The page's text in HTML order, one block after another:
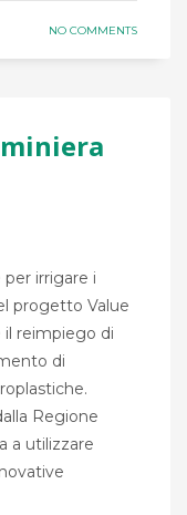
NO COMMENTS
irrigare i
progetto Value
il reimpiego di
di
Regione
a utilizzare